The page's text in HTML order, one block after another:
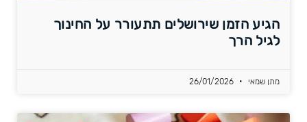
הגיע הזמן שירושלים תתעורר על החינוך
לגיל הרך
מתן שמאי